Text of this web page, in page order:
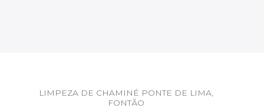
LIMPEZA DE CHAMINÉ PONTE DE LIMA,
FONTÃO